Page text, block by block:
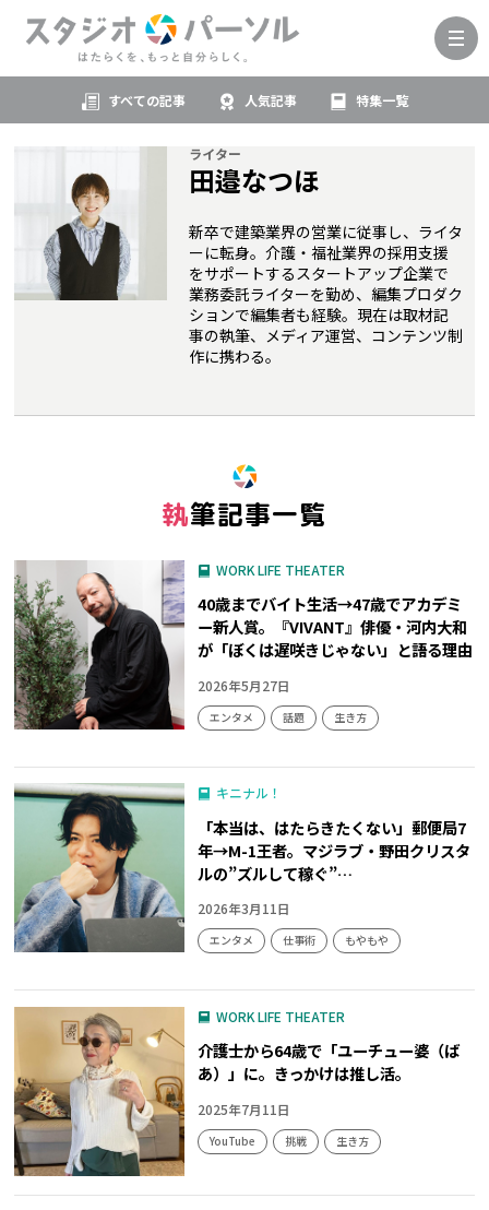
すべての記事 人気記事 特集一覧
ライター
田邉なつほ
新卒で建築業界の営業に従事し、ライタ
ーに転身。介護・福祉業界の採用支援
をサポートするスタートアップ企業で
業務委託ライターを勤め、編集プロダク
ションで編集者も経験。現在は取材記
事の執筆、メディア運営、コンテンツ制
作に携わる。
執筆記事一覧
WORK LIFE THEATER
40歳までバイト生活→47歳でアカデミ
ー新人賞。『VIVANT』俳優・河内大和
が「ぼくは遅咲きじゃない」と語る理由
2026年5月27日
エンタメ 話題 生き方
キニナル！
「本当は、はたらきたくない」郵便局7
年→M-1王者。マジラブ・野田クリスタ
ルの”ズルして稼ぐ”…
2026年3月11日
エンタメ 仕事術 もやもや
WORK LIFE THEATER
介護士から64歳で「ユーチュー婆（ば
あ）」に。きっかけは推し活。
2025年7月11日
YouTube 挑戦 生き方